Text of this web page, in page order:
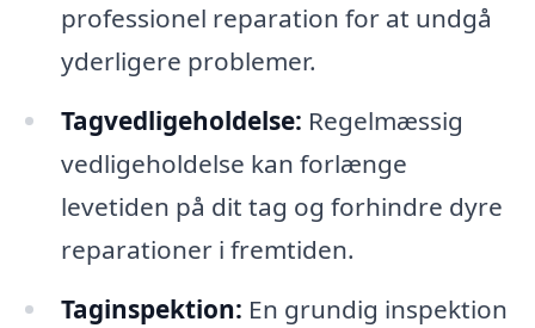
professionel reparation for at undgå
yderligere problemer.
Tagvedligeholdelse: Regelmæssig
vedligeholdelse kan forlænge
levetiden på dit tag og forhindre dyre
reparationer i fremtiden.
Taginspektion: En grundig inspektion